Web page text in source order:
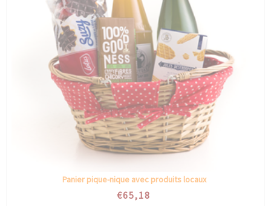
Panier pique-nique avec produits locaux
€65,18